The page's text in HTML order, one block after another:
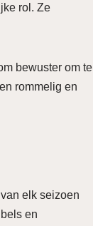
rol. Ze
bewuster om te
rommelig en
elk seizoen
en